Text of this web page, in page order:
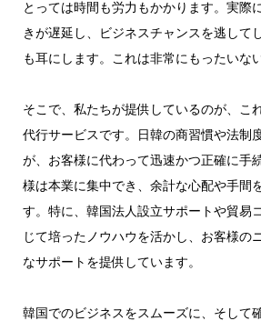
とっては時間も労力もかかります。実際
きが遅延し、ビジネスチャンスを逃して
も耳にします。これは非常にもったいな
そこで、私たちが提供しているのが、こ
代行サービスです。日韓の商習慣や法制
が、お客様に代わって迅速かつ正確に手
様は本業に集中でき、余計な心配や手間
す。特に、韓国法人設立サポートや貿易
じて培ったノウハウを活かし、お客様の
なサポートを提供しています。
韓国でのビジネスをスムーズに、そして